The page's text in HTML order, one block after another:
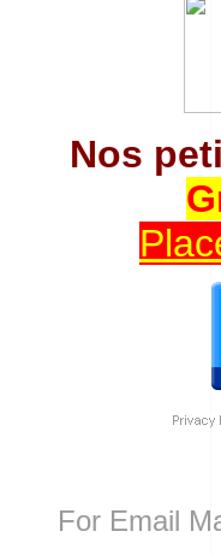
Nos
For Email